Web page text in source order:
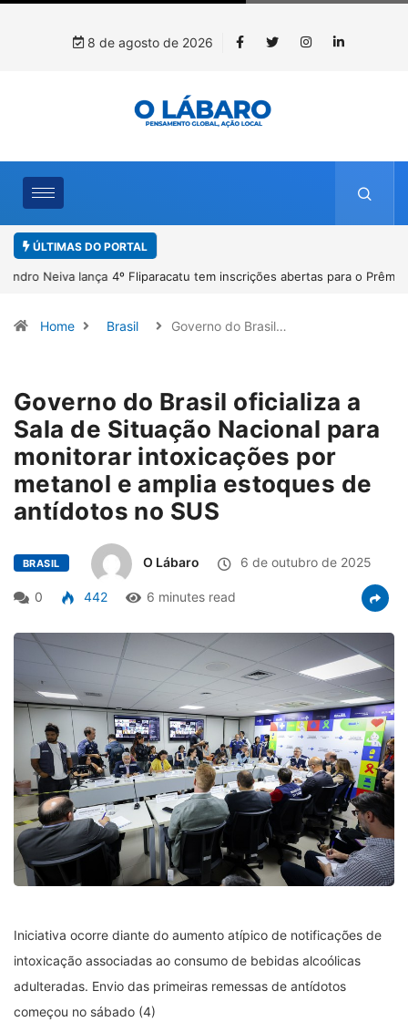
8 de agosto de 2026
ÚLTIMAS DO PORTAL
4º Fliparacatu tem inscrições abertas para o Prêmio de Redação e
Home Brasil Governo do Brasil…
Governo do Brasil oficializa a
Sala de Situação Nacional para
monitorar intoxicações por
metanol e amplia estoques de
antídotos no SUS
BRASIL O Lábaro 6 de outubro de 2025
0 442 6 minutes read
Iniciativa ocorre diante do aumento atípico de notificações de
intoxicação associadas ao consumo de bebidas alcoólicas
adulteradas. Envio das primeiras remessas de antídotos
começou no sábado (4)